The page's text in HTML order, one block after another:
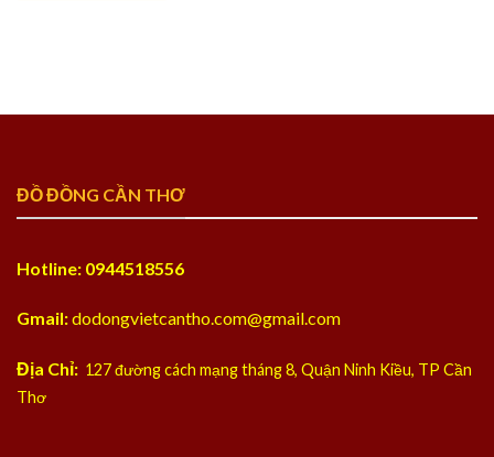
ĐỒ ĐỒNG CẦN THƠ
Hotline: 0944518556
Gmail:dodongvietcantho.com@gmail.com
Địa Chỉ: 127 đường cách mạng tháng 8, Quận Ninh Kiều, TP Cần
Thơ